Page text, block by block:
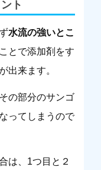
ト
水流の強いとこ
とで添加剤をす
出来ます。
の部分のサンゴ
ってしまうので
は、1つ目と２